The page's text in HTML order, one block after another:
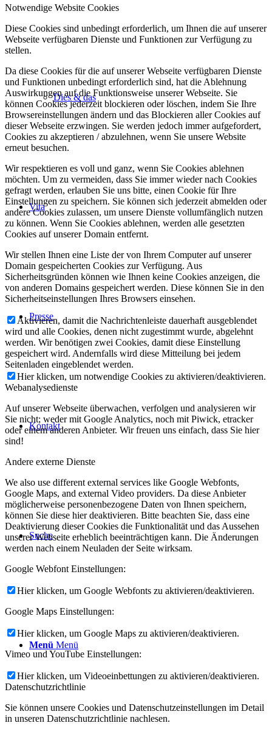
Dies & das
Vita
Presse
Kontakt
Suche
Menü Menü
Notwendige Website Cookies
Diese Cookies sind unbedingt erforderlich, um Ihnen die auf unserer
Webseite verfügbaren Dienste und Funktionen zur Verfügung zu
stellen.
Da diese Cookies für die auf unserer Webseite verfügbaren Dienste
und Funktionen unbedingt erforderlich sind, hat die Ablehnung
Auswirkungen auf die Funktionsweise unserer Webseite. Sie
können Cookies jederzeit blockieren oder löschen, indem Sie Ihre
Browsereinstellungen ändern und das Blockieren aller Cookies auf
dieser Webseite erzwingen. Sie werden jedoch immer aufgefordert,
Cookies zu akzeptieren / abzulehnen, wenn Sie unsere Website
erneut besuchen.
Wir respektieren es voll und ganz, wenn Sie Cookies ablehnen
möchten. Um zu vermeiden, dass Sie immer wieder nach Cookies
gefragt werden, erlauben Sie uns bitte, einen Cookie für Ihre
Einstellungen zu speichern. Sie können sich jederzeit abmelden oder
andere Cookies zulassen, um unsere Dienste vollumfänglich nutzen
zu können. Wenn Sie Cookies ablehnen, werden alle gesetzten
Cookies auf unserer Domain entfernt.
Wir stellen Ihnen eine Liste der von Ihrem Computer auf unserer
Domain gespeicherten Cookies zur Verfügung. Aus
Sicherheitsgründen können wie Ihnen keine Cookies anzeigen, die
von anderen Domains gespeichert werden. Diese können Sie in den
Sicherheitseinstellungen Ihres Browsers einsehen.
Aktivieren, damit die Nachrichtenleiste dauerhaft ausgeblendet
wird und alle Cookies, denen nicht zugestimmt wurde, abgelehnt
werden. Wir benötigen zwei Cookies, damit diese Einstellung
gespeichert wird. Andernfalls wird diese Mitteilung bei jedem
Seitenladen eingeblendet werden.
Hier klicken, um notwendige Cookies zu aktivieren/deaktivieren.
Webanalysedienste
Auf unserer Webseite überwachen, verfolgen und analysieren wir
Sie nicht; weder mit Google Analytics, noch mit Piwick, etracker
oder einem anderen Anbieter. Wir freuen uns einfach, dass Sie hier
sind!
Andere externe Dienste
We also use different external services like Google Webfonts,
Google Maps, and external Video providers. Da diese Anbieter
möglicherweise personenbezogene Daten von Ihnen speichern,
können Sie diese hier deaktivieren. Bitte beachten Sie, dass eine
Deaktivierung dieser Cookies die Funktionalität und das Aussehen
unserer Webseite erheblich beeinträchtigen kann. Die Änderungen
werden nach einem Neuladen der Seite wirksam.
Google Webfont Einstellungen:
Hier klicken, um Google Webfonts zu aktivieren/deaktivieren.
Google Maps Einstellungen:
Hier klicken, um Google Maps zu aktivieren/deaktivieren.
Vimeo und YouTube Einstellungen:
Hier klicken, um Videoeinbettungen zu aktivieren/deaktivieren.
Datenschutzrichtlinie
Sie können unsere Cookies und Datenschutzeinstellungen im Detail
in unseren Datenschutzrichtlinie nachlesen.